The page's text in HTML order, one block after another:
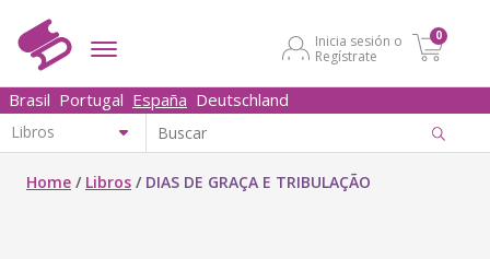
Inicia sesión o
Regístrate
0
Brasil Portugal España Deutschland
Home / Libros / DIAS DE GRAÇA E TRIBULAÇÃO